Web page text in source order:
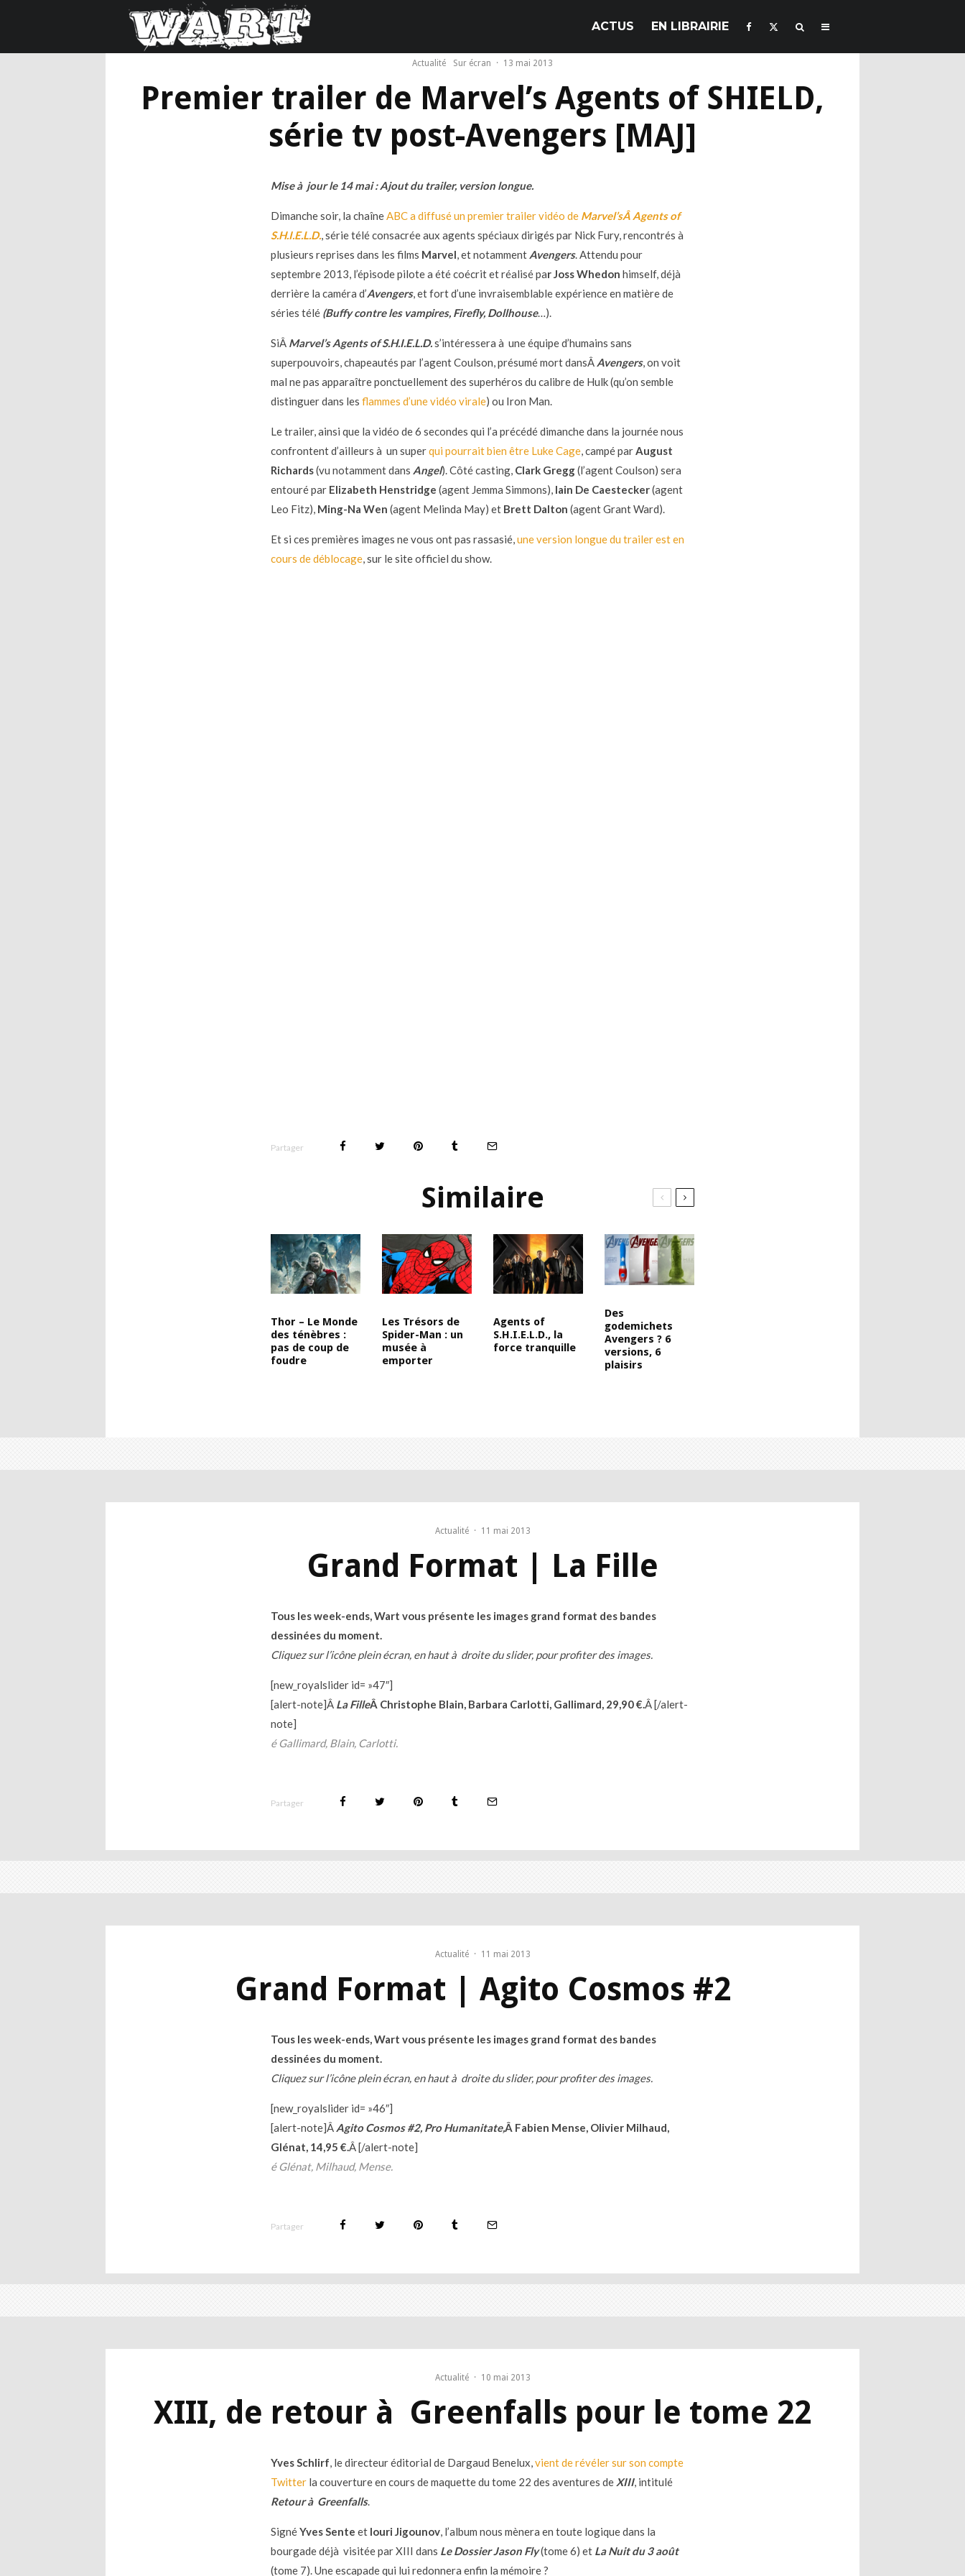
ACTUS EN LIBRAIRIE
Actualité Sur écran · 13 mai 2013
Premier trailer de Marvel’s Agents of SHIELD,
série tv post-Avengers [MAJ]
Mise à jour le 14 mai : Ajout du trailer, version longue.
Dimanche soir, la chaîneABC a diffusé un premier trailer vidéo de Marvel’sÂ Agents of
S.H.I.E.L.D., série télé consacrée aux agents spéciaux dirigés par Nick Fury, rencontrés à
plusieurs reprises dans les films Marvel, et notamment Avengers. Attendu pour
septembre 2013, l’épisode pilote a été coécrit et réalisé par Joss Whedon himself, déjà
derrière la caméra d’Avengers, et fort d’une invraisemblable expérience en matière de
séries télé (Buffy contre les vampires, Firefly, Dollhouse…).
SiÂ Marvel’s Agents of S.H.I.E.L.D.s’intéressera à une équipe d’humains sans
superpouvoirs, chapeautés par l’agent Coulson, présumé mort dansÂ Avengers, on voit
mal ne pas apparaître ponctuellement des superhéros du calibre de Hulk (qu’on semble
distinguer dans les flammes d’une vidéo virale) ou Iron Man.
Le trailer, ainsi que la vidéo de 6 secondes qui l’a précédé dimanche dans la journée nous
confrontent d’ailleurs à un superqui pourrait bien être Luke Cage, campé parAugust
Richards(vu notamment dans Angel). Côté casting, Clark Gregg(l’agent Coulson) sera
entouré par Elizabeth Henstridge (agent Jemma Simmons), Iain De Caestecker(agent
Leo Fitz), Ming-Na Wen (agent Melinda May) et Brett Dalton (agent Grant Ward).
Et si ces premières images ne vous ont pas rassasié,une version longue du trailer est en
cours de déblocage, sur le site officiel du show.
Partager
Similaire
Thor – Le Monde
des ténèbres :
pas de coup de
foudre
Les Trésors de
Spider-Man : un
musée à
emporter
Agents of
S.H.I.E.L.D., la
force tranquille
Des
godemichets
Avengers ? 6
versions, 6
plaisirs
Actualité · 11 mai 2013
Grand Format | La Fille
Tous les week-ends, Wart vous présente les images grand format des bandes
dessinées du moment.
Cliquez sur l’icône plein écran, en haut à droite du slider, pour profiter des images.
[new_royalslider id= »47″]
[alert-note]Â La FilleÂ Christophe Blain, Barbara Carlotti, Gallimard, 29,90 €.Â [/alert-
note]
é Gallimard, Blain, Carlotti.
Partager
Actualité · 11 mai 2013
Grand Format | Agito Cosmos #2
Tous les week-ends, Wart vous présente les images grand format des bandes
dessinées du moment.
Cliquez sur l’icône plein écran, en haut à droite du slider, pour profiter des images.
[new_royalslider id= »46″]
[alert-note]Â Agito Cosmos #2, Pro Humanitate,Â Fabien Mense, Olivier Milhaud,
Glénat, 14,95 €.Â [/alert-note]
é Glénat, Milhaud, Mense.
Partager
Actualité · 10 mai 2013
XIII, de retour à Greenfalls pour le tome 22
Yves Schlirf, le directeur éditorial de Dargaud Benelux,vient de révéler sur son compte
Twitter la couverture en cours de maquette du tome 22 des aventures de XIII, intitulé
Retour à Greenfalls.
SignéYves Sente et Iouri Jigounov, l’album nous mènera en toute logique dans la
bourgade déjà visitée par XIII dans Le Dossier Jason Fly(tome 6) et La Nuit du 3 août
(tome 7). Une escapade qui lui redonnera enfin la mémoire ?